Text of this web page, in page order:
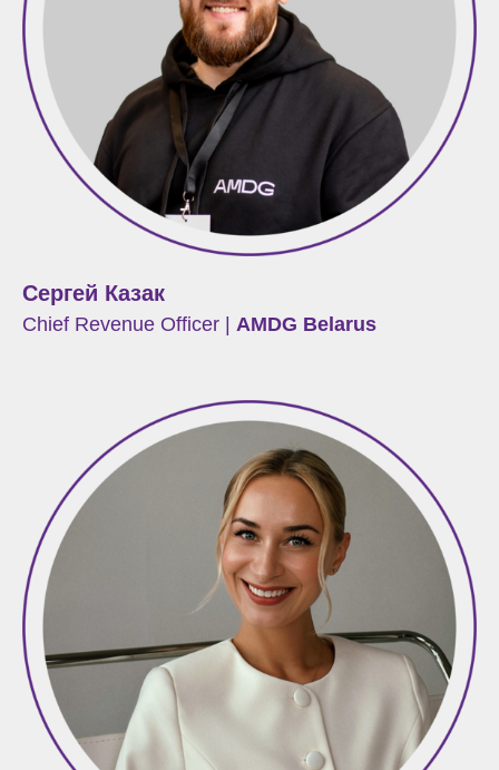
Сергей Казак
Chief Revenue Officer | AMDG Belarus